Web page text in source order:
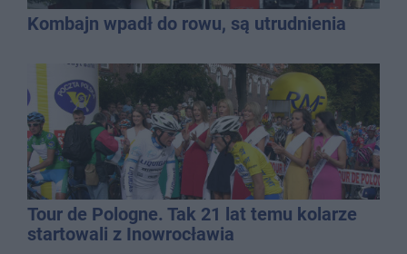
Kombajn wpadł do rowu, są utrudnienia
Tour de Pologne. Tak 21 lat temu kolarze
startowali z Inowrocławia